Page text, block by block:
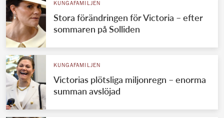
KUNGAFAMILJEN
Stora förändringen för Victoria – efter
sommaren på Solliden
KUNGAFAMILJEN
Victorias plötsliga miljonregn – enorma
summan avslöjad